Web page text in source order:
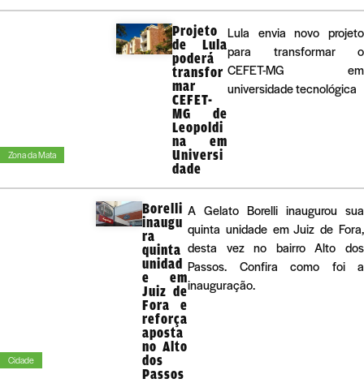
Zona da Mata
Projeto
de Lula
poderá
transfor
mar
CEFET-
MG de
Leopoldi
na em
Universi
dade
Lula envia novo projeto
para transformar o
CEFET-MG em
universidade tecnológica
Cidade
Borelli
inaugu
ra
quinta
unidad
e em
Juiz de
Fora e
reforça
aposta
no Alto
dos
Passos
A Gelato Borelli inaugurou sua
quinta unidade em Juiz de Fora,
desta vez no bairro Alto dos
Passos. Confira como foi a
inauguração.